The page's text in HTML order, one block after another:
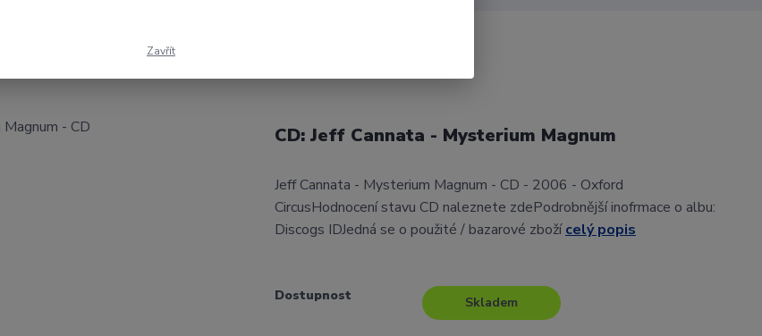
CD: Jeff Cannata - Mysterium Magnum
Jeff Cannata - Mysterium Magnum - CD - 2006 - Oxford
CircusHodnocení stavu CD naleznete zdePodrobnější inofrmace o albu:
Discogs IDJedná se o použité / bazarové zbožícelý popis
Dostupnost Skladem
Zavřít